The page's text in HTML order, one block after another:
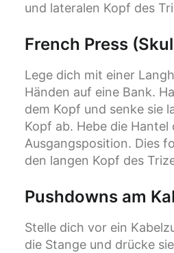
und lateralen Kopf des
French Press
Lege dich mit einer
Händen auf eine Bank.
dem Kopf und senke sie
Kopf ab. Hebe die
Ausgangsposition. Dies
den langen Kopf des
Pushdowns am
Stelle dich vor ein
die Stange und drücke